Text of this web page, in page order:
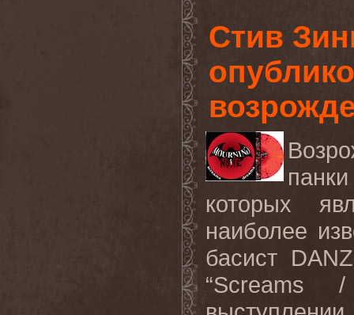
Стив
которых
наиболее
басист
“Screams